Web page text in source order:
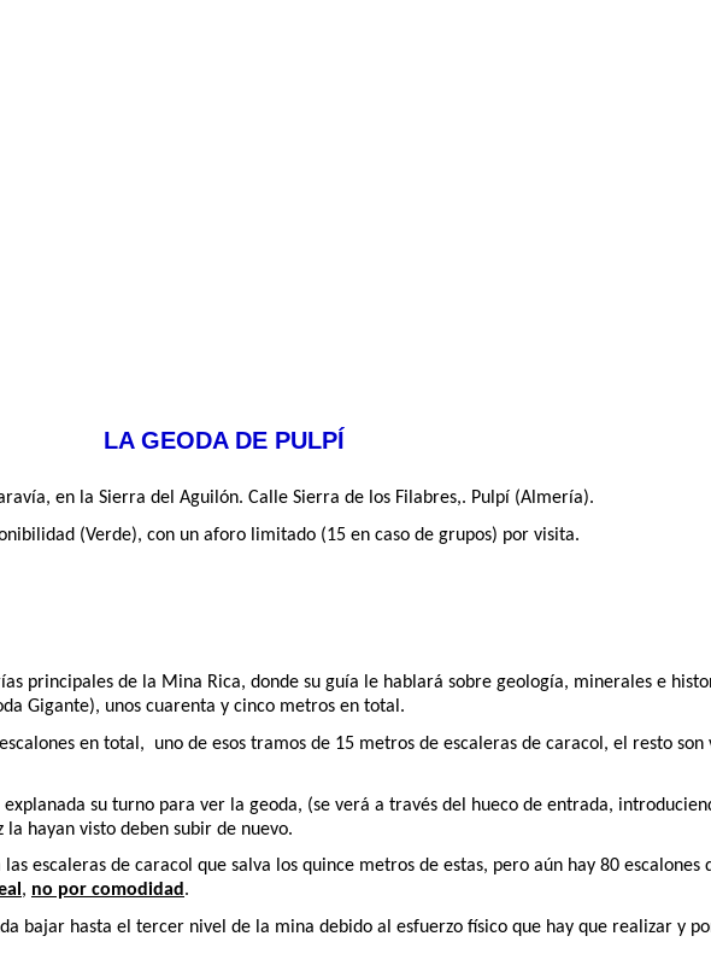
LA GEODA DE PULPÍ
en la Sierra del Aguilón. Calle Sierra de los Filabres,. Pulpí (Almería).
(Verde), con un aforo limitado (15 en caso de grupos) por visita.
principales de la Mina Rica, donde su guía le hablará sobre geología, minerales e
Gigante), unos cuarenta y cinco metros en total.
en total, uno de esos tramos de 15 metros de escaleras de caracol, el resto son
su turno para ver la geoda, (se verá a través del hueco de entrada,
hayan visto deben subir de nuevo.
escaleras de caracol que salva los quince metros de estas, pero aún hay 80 escalones
, no por comodidad.
bajar hasta el tercer nivel de la mina debido al esfuerzo físico que hay que realizar y